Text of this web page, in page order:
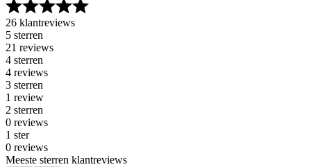
26 klantreviews
5 sterren
21 reviews
4 sterren
4 reviews
3 sterren
1 review
2 sterren
0 reviews
1 ster
0 reviews
Meeste sterren klantreviews